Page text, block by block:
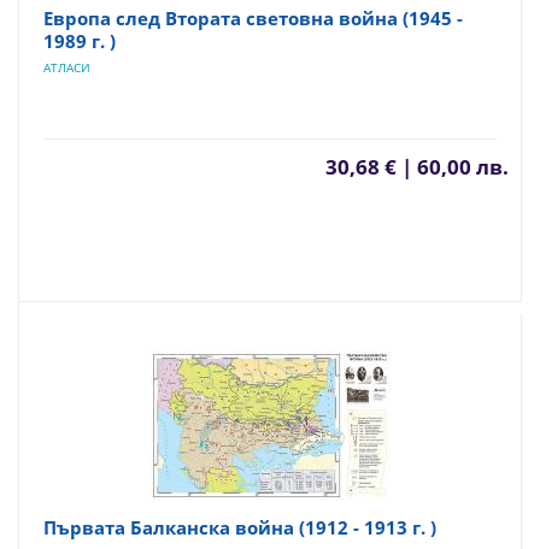
Европа след Втората световна война (1945 -
1989 г. )
АТЛАСИ
30,68 € | 60,00 лв.
Първата Балканска война (1912 - 1913 г. )